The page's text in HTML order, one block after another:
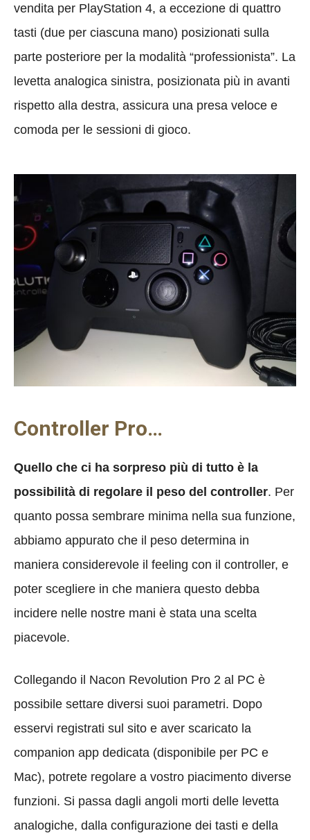
vendita per PlayStation 4, a eccezione di quattro
tasti (due per ciascuna mano) posizionati sulla
parte posteriore per la modalità “professionista”. La
levetta analogica sinistra, posizionata più in avanti
rispetto alla destra, assicura una presa veloce e
comoda per le sessioni di gioco.
Controller Pro…
Quello che ci ha sorpreso più di tutto è la
possibilità di regolare il peso del controller. Per
quanto possa sembrare minima nella sua funzione,
abbiamo appurato che il peso determina in
maniera considerevole il feeling con il controller, e
poter scegliere in che maniera questo debba
incidere nelle nostre mani è stata una scelta
piacevole.
Collegando il Nacon Revolution Pro 2 al PC è
possibile settare diversi suoi parametri. Dopo
esservi registrati sul sito e aver scaricato la
companion app dedicata (disponibile per PC e
Mac), potrete regolare a vostro piacimento diverse
funzioni. Si passa dagli angoli morti delle levetta
analogiche, dalla configurazione dei tasti e della